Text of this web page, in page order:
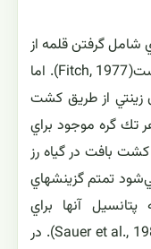
شامل گرفتن قلمه از
گياه اصلي و ريشه‌دار كردن اين قلمه‌هاست(Fitch, 1977). اما
زينتي از طريق كشت
تك گره موجود براي
كشت بافت در گياه رز
تمتم گزينشهاي
آنها براي
ريزازديادي از طريق كشت بافت باشد(Sauer et al., 1985). در